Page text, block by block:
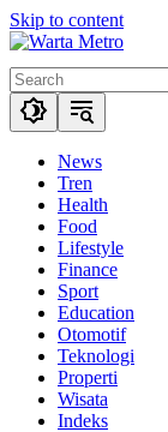
Skip to content
News
Tren
Health
Food
Lifestyle
Finance
Sport
Education
Otomotif
Teknologi
Properti
Wisata
Indeks